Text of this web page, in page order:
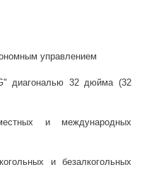
управлением
диагональю 32 дюйма (32
и международных
и безалкогольных